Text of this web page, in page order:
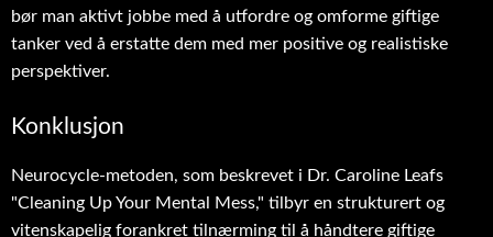
bør man aktivt jobbe med å utfordre og omforme giftige
tanker ved å erstatte dem med mer positive og realistiske
perspektiver.
Konklusjon
Neurocycle-metoden, som beskrevet i Dr. Caroline Leafs
"Cleaning Up Your Mental Mess," tilbyr en strukturert og
vitenskapelig forankret tilnærming til å håndtere giftige